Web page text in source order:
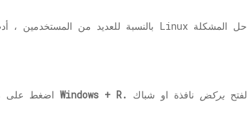
1. اضغط على مفتاح Windows + R. لفتح يركض